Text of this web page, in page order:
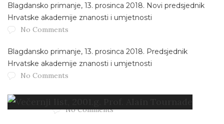
Blagdansko primanje, 13. prosinca 2018. Novi predsjednik
Hrvatske akademije znanosti i umjetnosti
No Comments
Blagdansko primanje, 13. prosinca 2018. Predsjednik
Hrvatske akademije znanosti i umjetnosti
No Comments
Večernji list, 2001.g. Prof. Alain Tournade
No Comments